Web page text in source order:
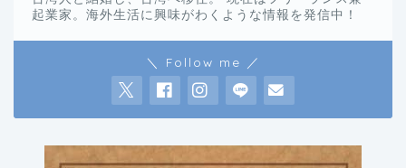
起業家。海外生活に興味がわくような情報を発信中！
＼ Follow me ／